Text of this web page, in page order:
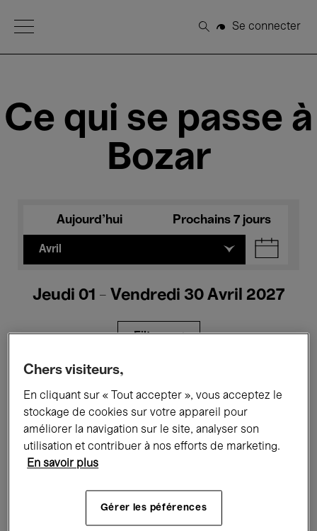
Open Menu
Rechercher
Se connecter
Ce qui se passe à
Bozar
Aujourd'hui Prochains 7 jours
Avril
Jeudi 01 - Vendredi 30 Avril 2027
Filtres
Expositions Films Performances
Rencontres & Débats Jazz
Musique électronique
Chers visiteurs,
En cliquant sur « Tout accepter », vous acceptez le
stockage de cookies sur votre appareil pour
améliorer la navigation sur le site, analyser son
utilisation et contribuer à nos efforts de marketing.
En savoir plus
Gérer les péférences